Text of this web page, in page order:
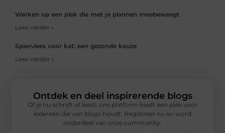
Werken op een plek die met je plannen meebeweegt
Lees verder »
Spiervlees voor kat: een gezonde keuze
Lees verder »
Ontdek en deel inspirerende blogs
Of je nu schrijft of leest, ons platform biedt een plek voor
iedereen die van blogs houdt. Registreer nu en word
onderdeel van onze community.